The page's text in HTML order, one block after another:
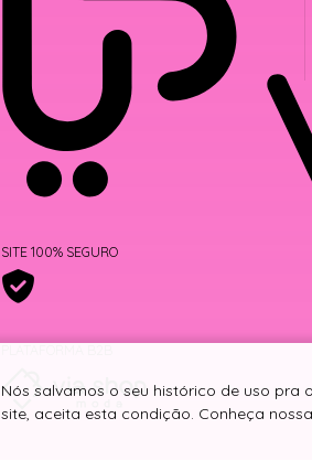
SITE 100% SEGURO
Nós salvamos o seu histórico de uso pra
site, aceita esta condição. Conheça nossa